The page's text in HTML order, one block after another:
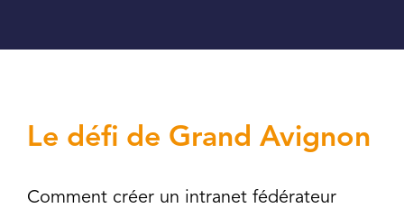
Le défi de Grand Avignon
Comment créer un intranet fédérateur